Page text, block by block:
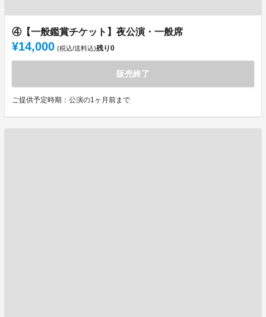
④【一般鑑賞チケット】夜公演・一般席
¥14,000 (税込/送料込)残り0
販売終了
ご提供予定時期：公演の1ヶ月前まで